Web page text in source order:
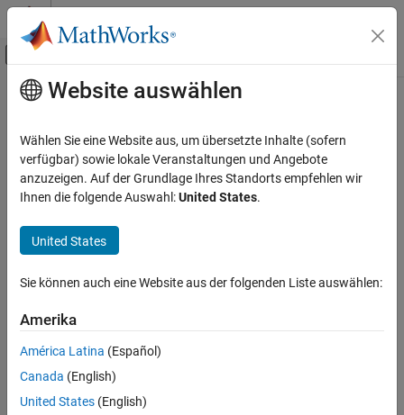
Weiter zum Inhalt
Umschaltung für Off-Canvas-
Startseite der Dokumentation
Hauptinhalt
How useful was this information?
Website auswählen
Wählen Sie eine Website aus, um übersetzte Inhalte (sofern
verfügbar) sowie lokale Veranstaltungen und Angebote
anzuzeigen. Auf der Grundlage Ihres Standorts empfehlen wir
Ihnen die folgende Auswahl:United States.
United States
Sie können auch eine Website aus der folgenden Liste auswählen:
Amerika
América Latina (Español)
Canada (English)
United States (English)